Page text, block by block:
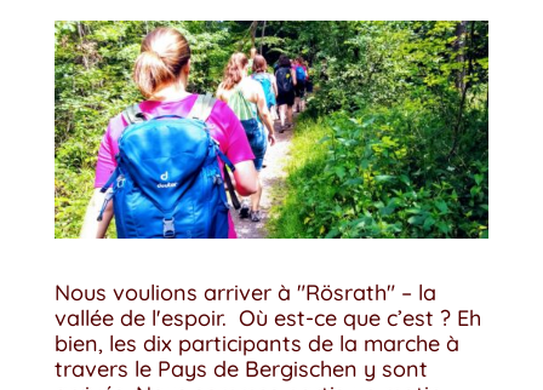
Nous voulions arriver à "Rösrath" – la
vallée de l'espoir. Où est-ce que c’est ? Eh
bien, les dix participants de la marche à
travers le Pays de Bergischen y sont